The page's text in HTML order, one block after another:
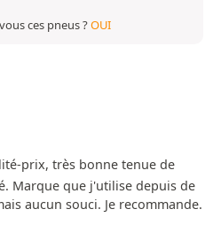
ces pneus ?OUI
prix, très bonne tenue de
Marque que j'utilise depuis de
aucun souci. Je recommande.